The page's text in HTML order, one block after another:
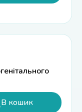
В кошик